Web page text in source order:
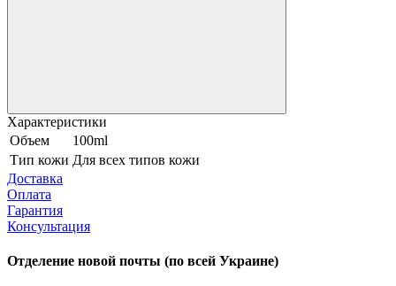
Характеристики
Объем
100ml
Тип кожи Для всех типов кожи
Доставка
Оплата
Гарантия
Консультация
Отделение новой почты (по всей Украине)